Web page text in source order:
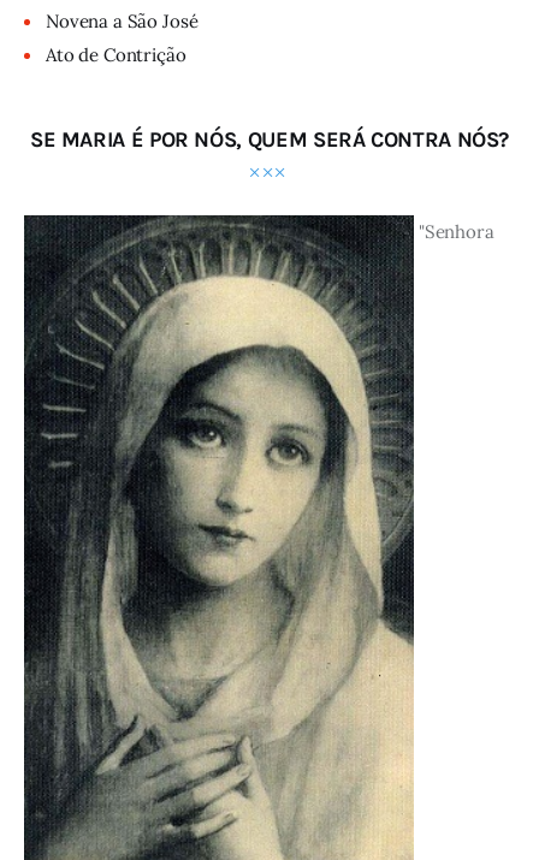
Novena a São José
Ato de Contrição
SE MARIA É POR NÓS, QUEM SERÁ CONTRA NÓS?
"Senhora